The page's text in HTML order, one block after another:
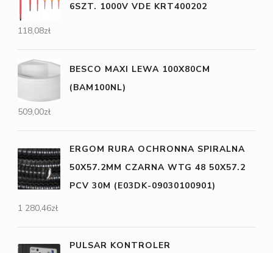
6SZT. 1000V VDE KRT400202
118,08zł
BESCO MAXI LEWA 100X80CM
(BAM100NL)
509,00zł
ERGOM RURA OCHRONNA SPIRALNA
50X57.2MM CZARNA WTG 48 50X57.2
PCV 30M (E03DK-09030100901)
1 280,46zł
PULSAR KONTROLER